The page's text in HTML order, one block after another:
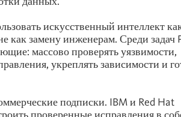
искусственный интеллект
как замену инженерам. Среди задач
массово проверять уязвимости,
укреплять зависимости и
подписки. IBM и Red Hat
проверенные исправления в